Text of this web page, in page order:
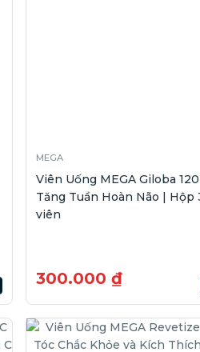
MEGA
Viên Uống MEGA Giloba 120
Tăng Tuần Hoàn Não | Hộp
viên
300.000 ₫